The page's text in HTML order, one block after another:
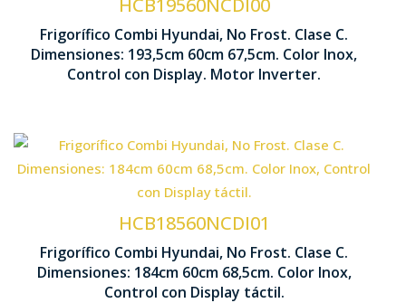
Frigorífico Combi Hyundai, No Frost. Clase C.
Dimensiones: 193,5cm 60cm 67,5cm. Color Inox,
Control con Display. Motor Inverter.
Motor Inverter 1935 x
HCB18560NCDI01
Frigorífico Combi Hyundai, No Frost. Clase C.
Dimensiones: 184cm 60cm 68,5cm. Color Inox,
Control con Display táctil.
Tecnología No Frost
Ventilación Multi Air Flow
Control Display LED táctil 1840 x